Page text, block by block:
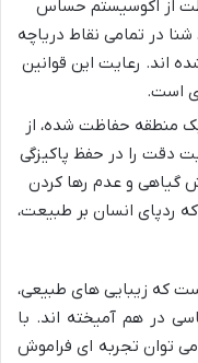
از اکوسیستم حساس
در تمامی نقاط دریاچه
اند. رعایت این قوانین
است.
منطقه حفاظت شده، از
دقت را در حفظ پاکیزگی
گیاهی و عدم رها کردن
ردپای انسان بر طبیعت،
که زیبایی های طبیعی،
در هم آمیخته اند. با
توان تجربه ای فراموش